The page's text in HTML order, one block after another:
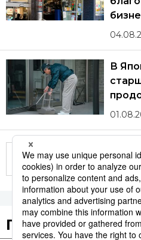
В
Другие
Популярные